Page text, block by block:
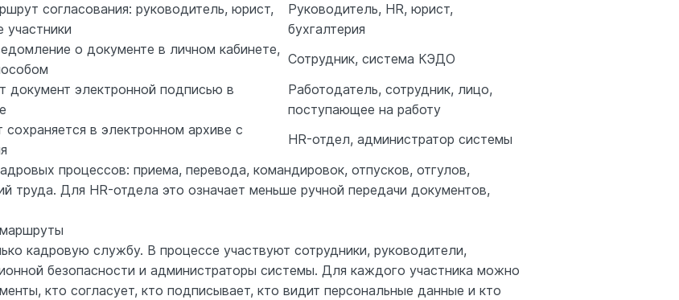
согласования: руководитель, юрист,
участники
Руководитель, HR, юрист,
бухгалтерия
о документе в личном кабинете,
Сотрудник, система КЭДО
документ электронной подписью в
Работодатель, сотрудник, лицо,
поступающее на работу
в электронном архиве с
HR-отдел, администратор системы
процессов: приема, перевода, командировок, отпусков, отгулов,
труда. Для HR-отдела это означает меньше ручной передачи документов,
кадровую службу. В процессе участвуют сотрудники, руководители,
безопасности и администраторы системы. Для каждого участника можно
кто согласует, кто подписывает, кто видит персональные данные и кто